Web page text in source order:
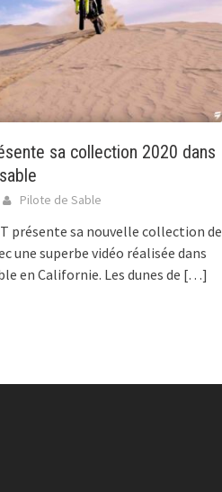
sa collection 2020 dans
Pilote de Sable
présente sa nouvelle collection de
une superbe vidéo réalisée dans
en Californie. Les dunes de […]